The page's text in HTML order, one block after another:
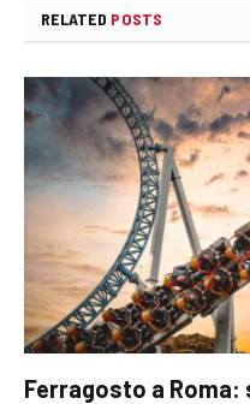
RELATED POSTS
Ferragosto a